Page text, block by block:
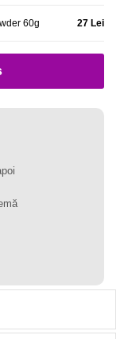
60g 27 Lei